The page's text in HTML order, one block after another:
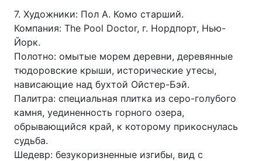
7. Художники: Пол А. Комо старший.
Компания: The Pool Doctor, г. Нордпорт, Нью-
Йорк.
Полотно: омытые морем деревни, деревянные
тюдоровские крыши, исторические утесы,
нависающие над бухтой Ойстер-Бэй.
Палитра: специальная плитка из серо-голубого
камня, уединенность горного озера,
обрывающийся край, к которому прикоснулась
судьба.
Шедевр: безукоризненные изгибы, вид с